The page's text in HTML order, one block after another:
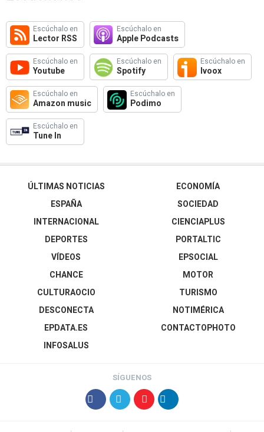
Escúchalo en
Lector RSS
Escúchalo en
Apple Podcasts
Escúchalo en
Youtube
Escúchalo en
Spotify
Escúchalo en
Ivoox
Escúchalo en
Amazon music
Escúchalo en
Podimo
Escúchalo en
Tune In
ÚLTIMAS NOTICIAS
ESPAÑA
INTERNACIONAL
DEPORTES
VÍDEOS
ECONOMÍA
SOCIEDAD
CIENCIAPLUS
PORTALTIC
EPSOCIAL
CHANCE
CULTURAOCIO
DESCONECTA
EPDATA.ES
INFOSALUS
MOTOR
TURISMO
NOTIMÉRICA
CONTACTOPHOTO
SÍGUENOS